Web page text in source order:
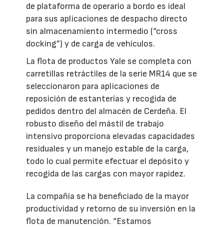
de plataforma de operario a bordo es ideal
para sus aplicaciones de despacho directo
sin almacenamiento intermedio (“cross
docking”) y de carga de vehículos.
La flota de productos Yale se completa con
carretillas retráctiles de la serie MR14 que se
seleccionaron para aplicaciones de
reposición de estanterías y recogida de
pedidos dentro del almacén de Cerdeña. El
robusto diseño del mástil de trabajo
intensivo proporciona elevadas capacidades
residuales y un manejo estable de la carga,
todo lo cual permite efectuar el depósito y
recogida de las cargas con mayor rapidez.
La compañía se ha beneficiado de la mayor
productividad y retorno de su inversión en la
flota de manutención. “Estamos